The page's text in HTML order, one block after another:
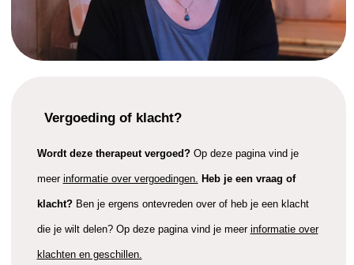
Vergoeding of klacht?
Wordt deze therapeut vergoed?Op deze pagina vind je
meer informatie over vergoedingen. Heb je een vraag of
klacht? Ben je ergens ontevreden over of heb je een klacht
die je wilt delen? Op deze pagina vind je meer informatie over
klachten en geschillen.